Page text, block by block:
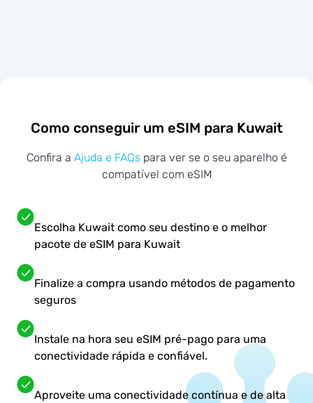
Como conseguir um eSIM para Kuwait
Confira a Ajuda e FAQs para ver se o seu aparelho é
compatível com eSIM
Escolha Kuwait como seu destino e o melhor
pacote de eSIM para Kuwait
Finalize a compra usando métodos de pagamento
seguros
Instale na hora seu eSIM pré-pago para uma
conectividade rápida e confiável.
Aproveite uma conectividade contínua e de alta